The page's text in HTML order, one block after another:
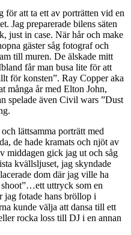
för att ta ett av porträtten vid en
Jag preparerade bilens säten
just in case. När hår och make
gäster såg fotograf och
till muren. De älskade mitt
får man busa lite för att
för konsten”. Ray Copper aka
många år med Elton John,
spelade även Civil wars ”Dust
lättsamma porträtt med
de hade kramats och njöt av
middagen gick jag ut och såg
kvällsljuset, jag skyndade
dom där jag ville ha
uttryck som en
fotade hans bröllop i
kunde välja att dansa till ett
rocka loss till DJ i en annan